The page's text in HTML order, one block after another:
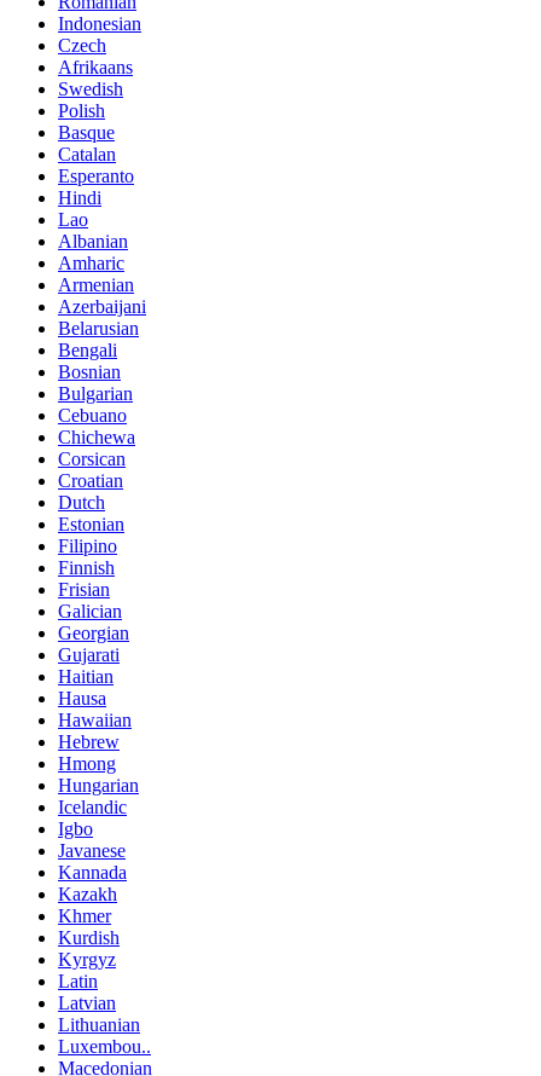
Indonesian
Czech
Afrikaans
Swedish
Polish
Basque
Catalan
Esperanto
Hindi
Lao
Albanian
Amharic
Armenian
Azerbaijani
Belarusian
Bengali
Bosnian
Bulgarian
Cebuano
Chichewa
Corsican
Croatian
Dutch
Estonian
Filipino
Finnish
Frisian
Galician
Georgian
Gujarati
Haitian
Hausa
Hawaiian
Hebrew
Hmong
Hungarian
Icelandic
Igbo
Javanese
Kannada
Kazakh
Khmer
Kurdish
Kyrgyz
Latin
Latvian
Lithuanian
Luxembou..
Macedonian